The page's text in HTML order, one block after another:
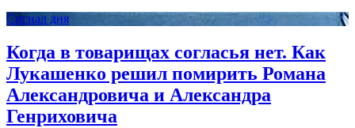
Сигнал дня
Когда в товарищах согласья нет. Как
Лукашенко решил помирить Романа
Александровича и Александра
Генриховича